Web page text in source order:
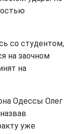
со студентом,
на заочном
на
Одессы Олег
уже